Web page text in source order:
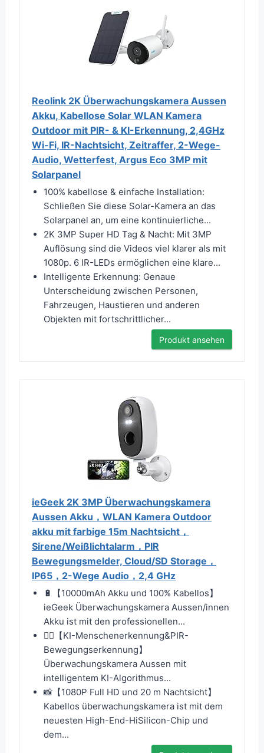
Reolink 2K Überwachungskamera Aussen
Akku, Kabellose Solar WLAN Kamera
Outdoor mit PIR- & KI-Erkennung, 2,4GHz
Wi-Fi, IR-Nachtsicht, Zeitraffer, 2-Wege-
Audio, Wetterfest, Argus Eco 3MP mit
Solarpanel
100% kabellose & einfache Installation:
Schließen Sie diese Solar-Kamera an das
Solarpanel an, um eine kontinuierliche...
2K 3MP Super HD Tag & Nacht: Mit 3MP
Auflösung sind die Videos viel klarer als mit
1080p. 6 IR-LEDs ermöglichen eine klare...
Intelligente Erkennung: Genaue
Unterscheidung zwischen Personen,
Fahrzeugen, Haustieren und anderen
Objekten mit fortschrittlicher...
Produkt ansehen
ieGeek 2K 3MP Überwachungskamera
Aussen Akku，WLAN Kamera Outdoor
akku mit farbige 15m Nachtsicht，
Sirene/Weißlichtalarm，PIR
Bewegungsmelder, Cloud/SD Storage，
IP65，2-Wege Audio，2,4 GHz
🔋【10000mAh Akku und 100% Kabellos】
ieGeek Überwachungskamera Aussen/innen
Akku ist mit den professionellen...
🏃‍♀️【KI-Menschenerkennung&PIR-
Bewegungserkennung】
Überwachungskamera Aussen mit
intelligentem KI-Algorithmus...
📸【1080P Full HD und 20 m Nachtsicht】
Kabellos überwachungskamera ​ist mit dem
neuesten High-End-HiSilicon-Chip und
dem...